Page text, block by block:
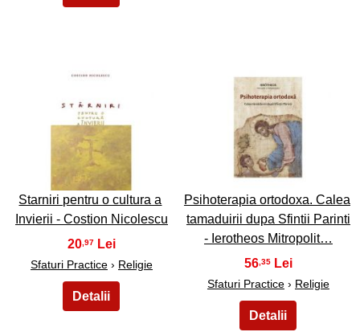
3
Starniri pentru o cultura a
Invierii - Costion Nicolescu
20,97
Sfaturi Practice› Religie
4
Psihoterapia ortodoxa. Calea
tamaduirii dupa Sfintii Parinti
- Ierotheos Mitropolit…
56,35
Sfaturi Practice› Religie